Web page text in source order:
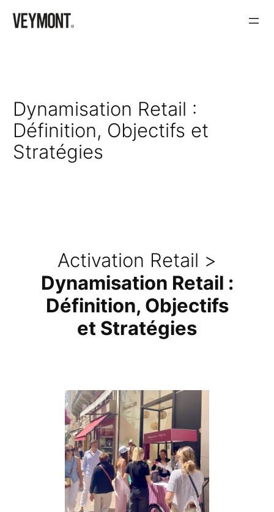
Aller
au
Dynamisation Retail :
Définition, Objectifs et
Stratégies
Activation Retail >
Dynamisation Retail :
Définition, Objectifs
et Stratégies